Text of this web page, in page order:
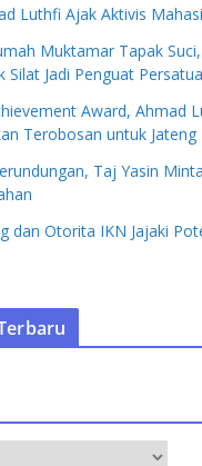
Luthfi Ajak Aktivis
Muktamar Tapak
Silat Jadi Penguat
Award, Ahmad
Terobosan untuk Jateng
Taj Yasin
dan Otorita IKN Jajaki